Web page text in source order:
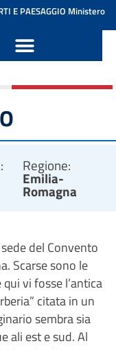
E PAESAGGIO Ministero
Regione:
Emilia-
Romagna
del Convento
Scarse sono le
vi fosse l’antica
citata in un
sembra sia
ali est e sud. Al